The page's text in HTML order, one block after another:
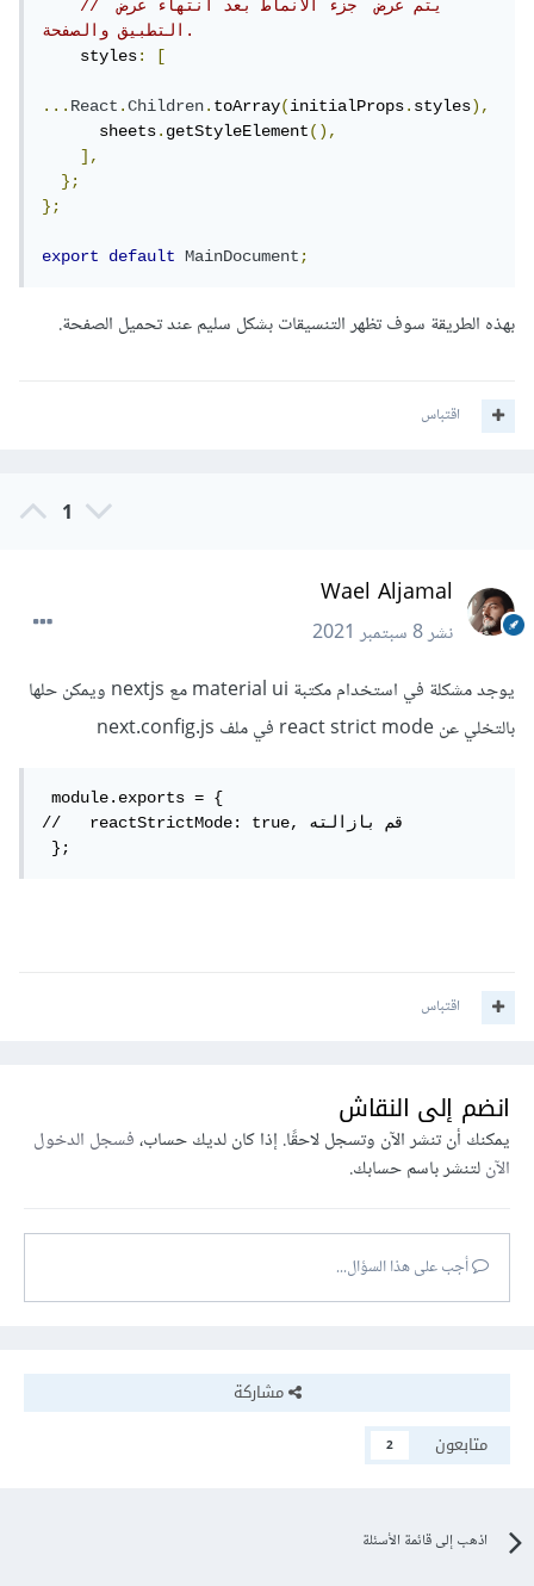
// يتم عرض  جزء الأنماط بعد انتهاء عرض
التطبيق والصفحة.
    styles
: [
...React.Children.toArray(initialProps.styles),
      sheets
.getStyleElement(),
],
};
};
export default MainDocument;
بهذه الطريقة سوف تظهر التنسيقات بشكل سليم عند تحميل الصفحة.
اقتباس
1
Wael Aljamal
نشر8 سبتمبر 2021
يوجد مشكلة في استخدام مكتبة material ui مع nextjs ويمكن حلها
بالتخلي عن react strict mode في ملف next.config.js
module.exports = {
//   reactStrictMode: true, قم بازالته
};
اقتباس
انضم إلى النقاش
يمكنك أن تنشر الآن وتسجل لاحقًا. إذا كان لديك حساب،فسجل الدخول
الآنلتنشر باسم حسابك.
أجب على هذا السؤال...
مشاركة
متابعون
2
اذهب إلى قائمة الأسئلة